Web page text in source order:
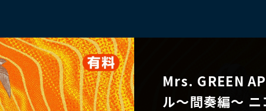
Mrs. GREEN
ル〜間奏編〜